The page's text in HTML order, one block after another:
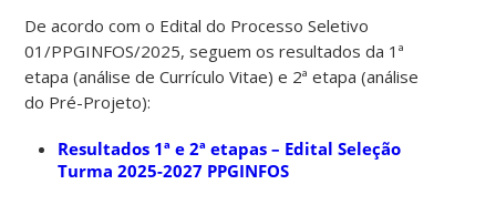
De acordo com o Edital do Processo Seletivo
01/PPGINFOS/2025, seguem os resultados da 1ª
etapa (análise de Currículo Vitae) e 2ª etapa (análise
do Pré-Projeto):
Resultados 1ª e 2ª etapas – Edital Seleção
Turma 2025-2027 PPGINFOS